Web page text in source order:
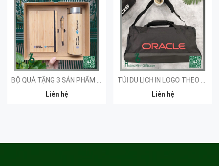
BỘ QUÀ TẶNG 3 SẢN PHẨM - KHÁCH HÀNG SYNAPSE
Liên hệ
TÚI DU LỊCH IN LOGO THEO YÊU CẦU
Liên hệ